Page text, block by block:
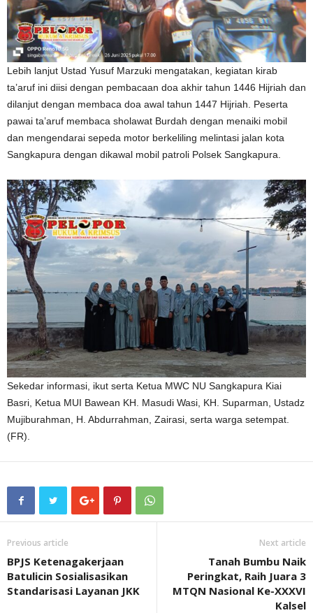
Lebih lanjut Ustad Yusuf Marzuki mengatakan, kegiatan kirab
ta’aruf ini diisi dengan pembacaan doa akhir tahun 1446 Hijriah dan
dilanjut dengan membaca doa awal tahun 1447 Hijriah. Peserta
pawai ta’aruf membaca sholawat Burdah dengan menaiki mobil
dan mengendarai sepeda motor berkeliling melintasi jalan kota
Sangkapura dengan dikawal mobil patroli Polsek Sangkapura.
Sekedar informasi, ikut serta Ketua MWC NU Sangkapura Kiai
Basri, Ketua MUI Bawean KH. Masudi Wasi, KH. Suparman, Ustadz
Mujiburahman, H. Abdurrahman, Zairasi, serta warga setempat.
(FR).
Previous article
BPJS Ketenagakerjaan
Batulicin Sosialisasikan
Standarisasi Layanan JKK
Next article
Tanah Bumbu Naik
Peringkat, Raih Juara 3
MTQN Nasional Ke-XXXVI
Kalsel